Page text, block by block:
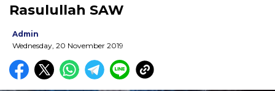
Rasulullah SAW
Admin
Wednesday, 20 November 2019